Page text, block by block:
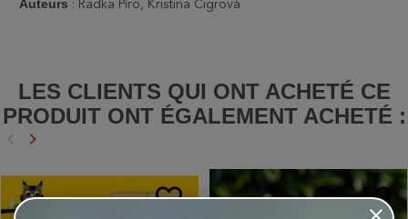
Auteurs : Radka Píro, Kristina Cigrová
LES CLIENTS QUI ONT ACHETÉ CE
PRODUIT ONT ÉGALEMENT ACHETÉ :
Précédent
keyboard_arrow_left Suivant
keyboard_arrow_right
favorite_border favorite_border